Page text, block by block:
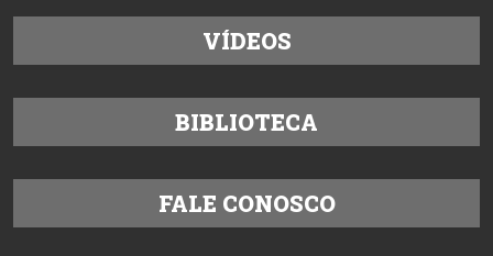
VÍDEOS
BIBLIOTECA
FALE CONOSCO